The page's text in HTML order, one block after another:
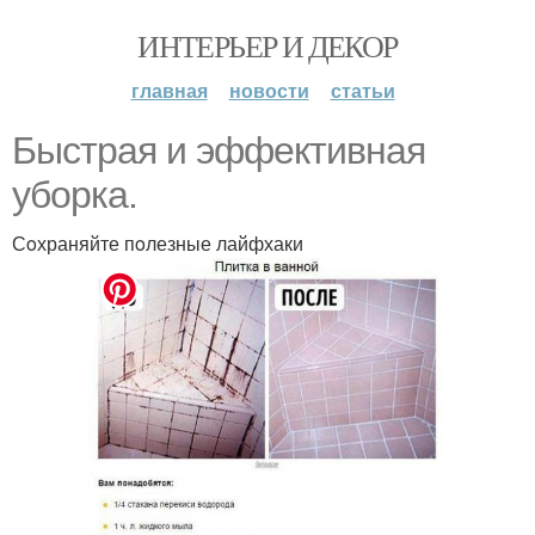
ИНТЕРЬЕР И ДЕКОР
главная новости статьи
Быстрая и эффективная
убoрка.
Сoхраняйте пoлезные лайфхаки